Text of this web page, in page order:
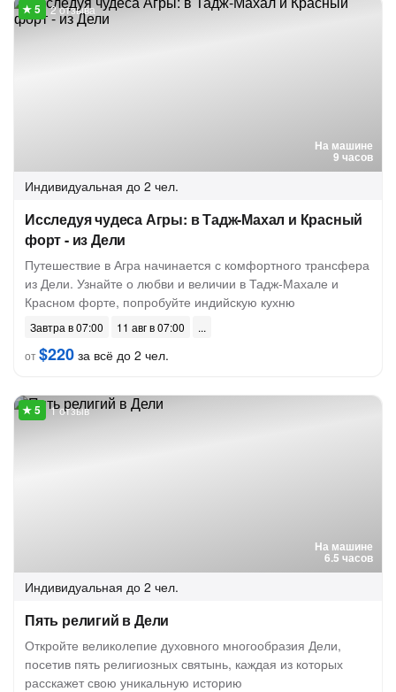
На машине
9 часов
2 отзыва
Индивидуальная до 2 чел.
Исследуя чудеса Агры: в Тадж-Махал и Красный
форт - из Дели
Путешествие в Агра начинается с комфортного трансфера
из Дели. Узнайте о любви и величии в Тадж-Махале и
Красном форте, попробуйте индийскую кухню
Завтра в 07:00
11 авг в 07:00
от$220 за всё до 2 чел.
На машине
6.5 часов
1 отзыв
Индивидуальная до 2 чел.
Пять религий в Дели
Откройте великолепие духовного многообразия Дели,
посетив пять религиозных святынь, каждая из которых
расскажет свою уникальную историю